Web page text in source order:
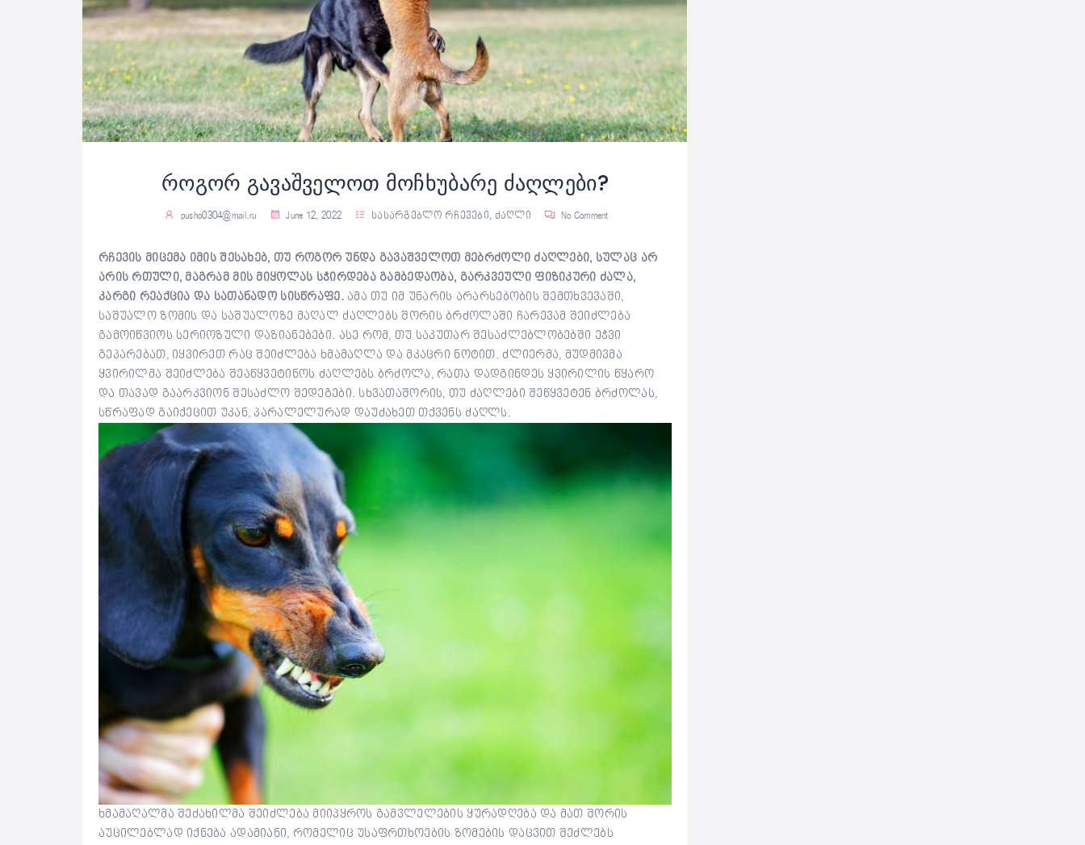
როგორ გავაშველოთ მოჩხუბარე ძაღლები?
pusho0304@mail.ru June 12, 2022 სასარგებლო რჩევები, ძაღლი No Comment
რჩევის მიცემა იმის შესახებ, თუ როგორ უნდა გავაშველოთ მებრძოლი ძაღლები, სულაც არ
არის რთული, მაგრამ მის მიყოლას სჭირდება გამბედაობა, გარკვეული ფიზიკური ძალა,
კარგი რეაქცია და სათანადო სისწრაფე.ამა თუ იმ უნარის არარსებობის შემთხვევაში,
საშუალო ზომის და საშუალოზე მაღალ ძაღლებს შორის ბრძოლაში ჩარევამ შეიძლება
გამოიწვიოს სერიოზული დაზიანებები. ასე რომ, თუ საკუთარ შესაძლებლობებში ეჭვი
გეპარებათ, იყვირეთ რაც შეიძლება ხმამაღლა და მკაცრი ნოტით. ძლიერმა, მუდმივმა
ყვირილმა შეიძლება შეაწყვეტინოს ძაღლებს ბრძოლა, რათა დადგინდეს ყვირილის წყარო
და თავად გაარკვიონ შესაძლო შედეგები. სხვათაშორის, თუ ძაღლები შეწყვეტენ ბრძოლას,
სწრაფად გაიქეცით უკან, პარალელურად დაუძახეთ თქვენს ძაღლს.
ხმამაღალმა შეძახილმა შეიძლება მიიპყროს გამვლელების ყურადღება და მათ შორის
აუცილებლად იქნება ადამიანი, რომელიც უსაფრთხოების ზომების დაცვით შეძლებს